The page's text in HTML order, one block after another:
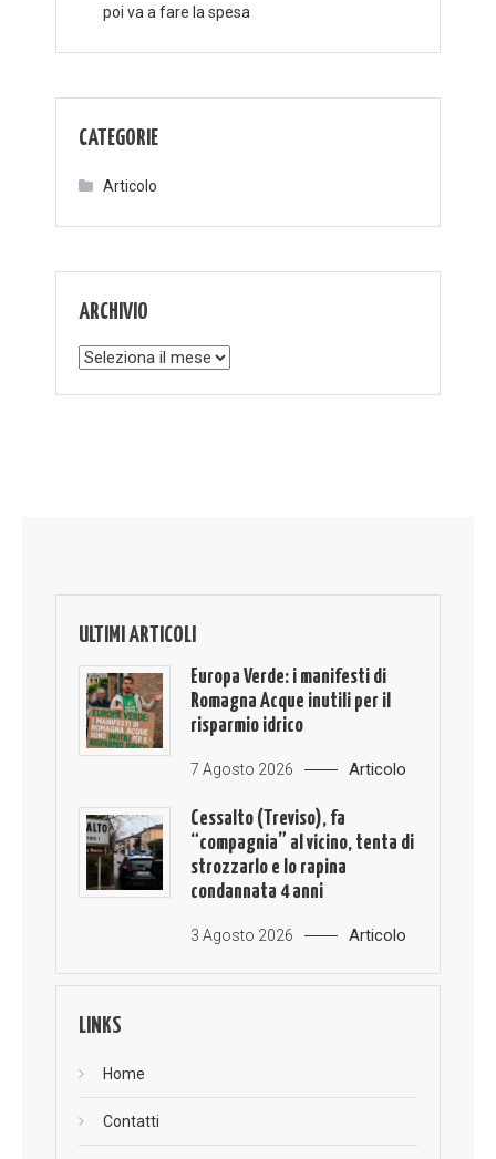
poi va a fare la spesa
CATEGORIE
Articolo
ARCHIVIO
Archivio
ULTIMI ARTICOLI
Europa Verde: i manifesti di
Romagna Acque inutili per il
risparmio idrico
7 Agosto 2026 Articolo
Cessalto (Treviso), fa
“compagnia” al vicino, tenta di
strozzarlo e lo rapina
condannata 4 anni
3 Agosto 2026 Articolo
LINKS
Home
Contatti